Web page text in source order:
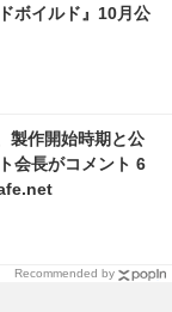
ボイルド』10月公
製作開始時期と公
会長がコメント 6
Recommended by